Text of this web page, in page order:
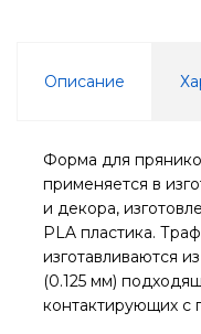
Описание
Форма для
применяется в
и декора,
PLA пластика.
изготавливаются
(0.125 мм)
контактирующих с